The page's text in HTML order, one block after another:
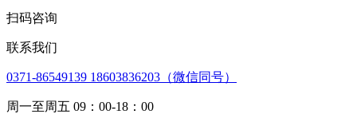
扫码咨询
联系我们
0371-86549139 18603836203（微信同号）
周一至周五 09：00-18：00